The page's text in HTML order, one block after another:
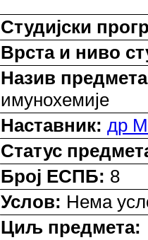
Студијски
Врста и ниво
Назив
имунохемије
Наставник: др
Статус
Број ЕСПБ: 8
Услов: Нема
Циљ предмета: